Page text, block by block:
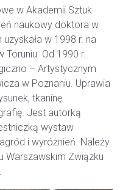
w Akademii Sztuk
naukowy doktora w
w 1998 r. na
Toruniu. Od 1990 r.
– Artystycznym
w Poznaniu. Uprawia
tkaninę
Jest autorką
wystaw
i wyróżnień. Należy
Warszawskim Związku